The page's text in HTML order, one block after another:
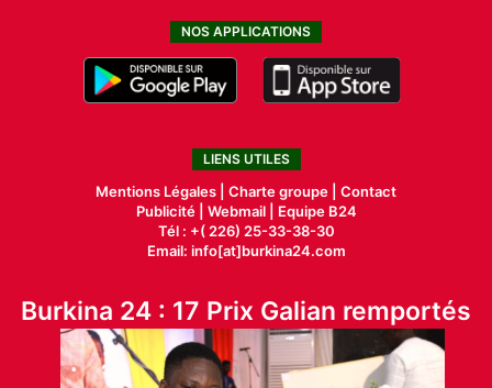
NOS APPLICATIONS
LIENS UTILES
Mentions Légales | Charte groupe | Contact
Publicité| Webmail |
Equipe B24
Tél : +( 226) 25-33-38-30
Email: info[at]burkina24.com
Burkina 24 : 17 Prix Galian remportés